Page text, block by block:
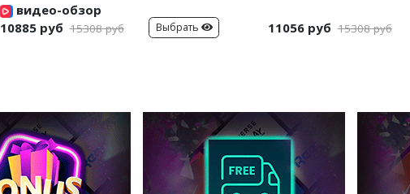
видео-обзор
10885 руб 15308 руб Выбрать 11056 руб 15308 руб